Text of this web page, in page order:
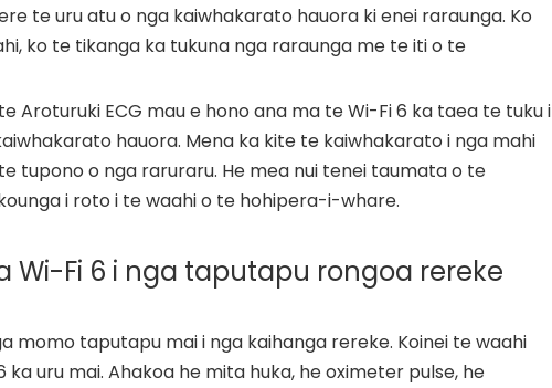
te uru atu o nga kaiwhakarato hauora ki enei raraunga. Ko
ko te tikanga ka tukuna nga raraunga me te iti o te
Aroturuki ECG mau e hono ana ma te Wi-Fi 6 ka taea te tuku i
hauora. Mena ka kite te kaiwhakarato i nga mahi
tupono o nga raruraru. He mea nui tenei taumata o te
i roto i te waahi o te hohipera-i-whare.
Wi-Fi 6 i nga taputapu rongoa rereke
momo taputapu mai i nga kaihanga rereke. Koinei te waahi
uru mai. Ahakoa he mita huka, he oximeter pulse, he